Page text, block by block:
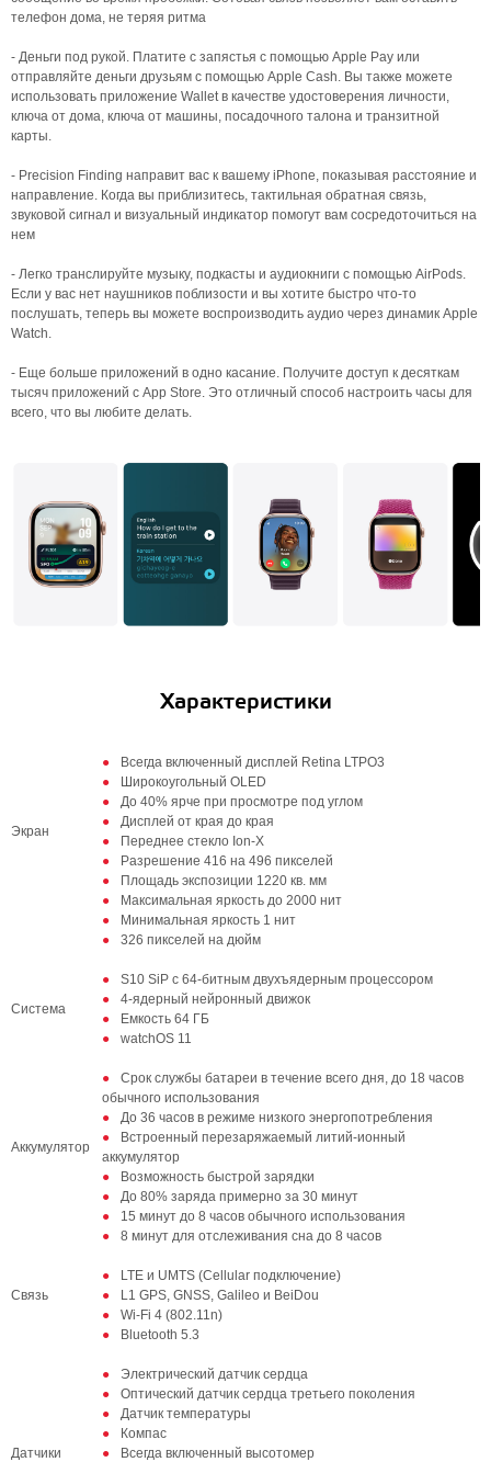
телефон дома, не теряя ритма
- Деньги под рукой. Платите с запястья с помощью Apple Pay или
отправляйте деньги друзьям с помощью Apple Cash. Вы также можете
использовать приложение Wallet в качестве удостоверения личности,
ключа от дома, ключа от машины, посадочного талона и транзитной
карты.
- Precision Finding направит вас к вашему iPhone, показывая расстояние и
направление. Когда вы приблизитесь, тактильная обратная связь,
звуковой сигнал и визуальный индикатор помогут вам сосредоточиться на
нем
- Легко транслируйте музыку, подкасты и аудиокниги с помощью AirPods.
Если у вас нет наушников поблизости и вы хотите быстро что-то
послушать, теперь вы можете воспроизводить аудио через динамик Apple
Watch.
- Еще больше приложений в одно касание. Получите доступ к десяткам
тысяч приложений с App Store. Это отличный способ настроить часы для
всего, что вы любите делать.
Характеристики
Экран
Всегда включенный дисплей Retina LTPO3
Широкоугольный OLED
До 40% ярче при просмотре под углом
Дисплей от края до края
Переднее стекло Ion‑X
Разрешение 416 на 496 пикселей
Площадь экспозиции 1220 кв. мм
Максимальная яркость до 2000 нит
Минимальная яркость 1 нит
326 пикселей на дюйм
Система
S10 SiP с 64-битным двухъядерным процессором
4-ядерный нейронный движок
Емкость 64 ГБ
watchOS 11
Аккумулятор
Срок службы батареи в течение всего дня, до 18 часов
обычного использования
До 36 часов в режиме низкого энергопотребления
Встроенный перезаряжаемый литий-ионный
аккумулятор
Возможность быстрой зарядки
До 80% заряда примерно за 30 минут
15 минут до 8 часов обычного использования
8 минут для отслеживания сна до 8 часов
Связь
LTE и UMTS (Cellular подключение)
L1 GPS, GNSS, Galileo и BeiDou
Wi-Fi 4 (802.11n)
Bluetooth 5.3
Датчики
Электрический датчик сердца
Оптический датчик сердца третьего поколения
Датчик температуры
Компас
Всегда включенный высотомер